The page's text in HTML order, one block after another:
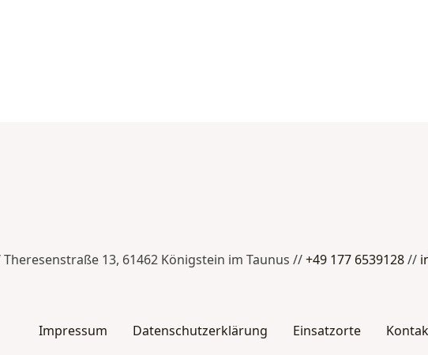
13, 61462 Königstein im Taunus //+49 177 6539128//
Impressum Datenschutzerklärung Einsatzorte